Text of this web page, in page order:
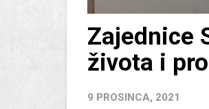
Zajednice
života i
9 PROSINCA, 2021